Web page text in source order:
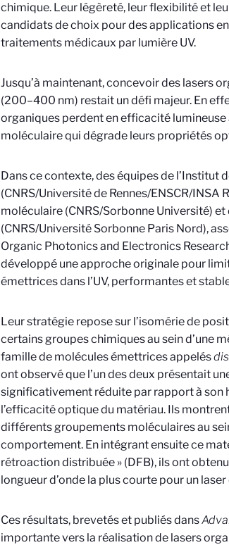
chimique. Leur légèreté, leur flexibilité et
candidats de choix pour des applications
traitements médicaux par lumière UV.
Jusqu’à maintenant, concevoir des lasers
(200–400 nm) restait un défi majeur. En
organiques perdent en efficacité lumineuse
moléculaire qui dégrade leurs propriétés
Dans ce contexte, des équipes de l’Institut
(CNRS/Université de Rennes/ENSCR/INSA
moléculaire (CNRS/Sorbonne Université)
(CNRS/Université Sorbonne Paris Nord),
Organic Photonics and Electronics
développé une approche originale pour
émettrices dans l’UV, performantes et
Leur stratégie repose sur l’isomérie de
certains groupes chimiques au sein d’une
famille de molécules émettrices appelés
ont observé que l’un des deux présentait
significativement réduite par rapport à
l’efficacité optique du matériau. Ils
différents groupements moléculaires au
comportement. En intégrant ensuite ce
rétroaction distribuée » (DFB), ils ont
longueur d’onde la plus courte pour un
Ces résultats, brevetés et publiés dans
importante vers la réalisation de lasers